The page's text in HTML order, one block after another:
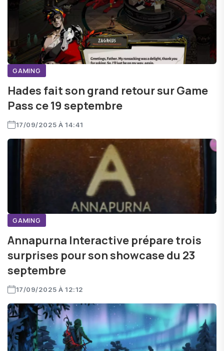
GAMING
Hades fait son grand retour sur Game
Pass ce 19 septembre
17/09/2025 À 14:41
GAMING
Annapurna Interactive prépare trois
surprises pour son showcase du 23
septembre
17/09/2025 À 12:12